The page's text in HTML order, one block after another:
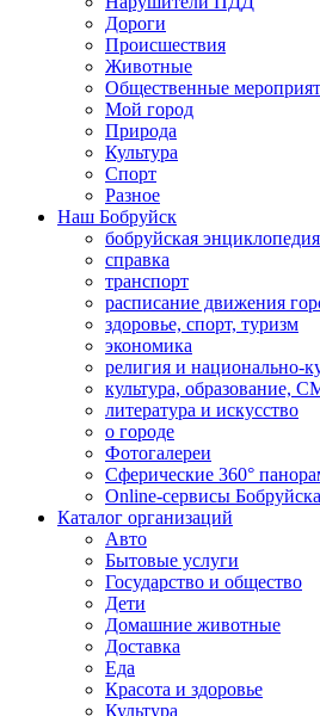
Дороги
Происшествия
Животные
Общественные
Мой город
Природа
Культура
Спорт
Разное
Наш Бобруйск
бобруйская энциклопедия
справка
транспорт
расписание движения
здоровье, спорт, туризм
экономика
религия и национально-
культура, образование,
литература и искусство
о городе
Фотогалереи
Сферические 360°
Online-сервисы Бобруйска
Каталог организаций
Авто
Бытовые услуги
Государство и общество
Дети
Домашние животные
Доставка
Еда
Красота и здоровье
Культура